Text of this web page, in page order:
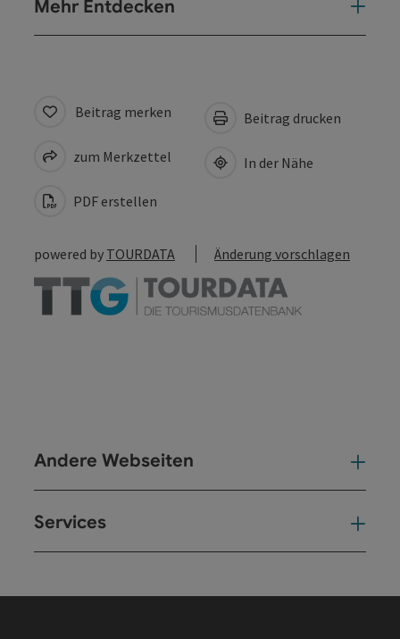
Mehr Entdecken
Beitrag merken
zum Merkzettel
PDF erstellen
Beitrag drucken
In der Nähe
powered by TOURDATA Änderung vorschlagen
Andere Webseiten
Services